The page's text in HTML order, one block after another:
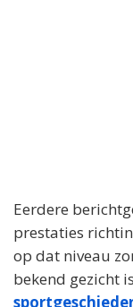
Eerdere
prestaties
op dat niveau
bekend gezicht